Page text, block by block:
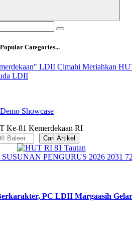
Categories...
LDII Cimahi Meriahkan
LDII
Showcase
Ke-81 Kemerdekaan RI
Cari Artikel
PC LDII Margaasih